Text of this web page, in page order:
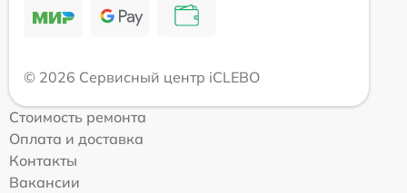
© 2026 Сервисный центр iCLEBO
Стоимость ремонта
Оплата и доставка
Контакты
Вакансии